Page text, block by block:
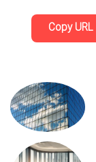
Copy URL